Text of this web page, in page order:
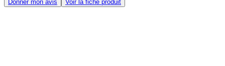
Donner mon avis Voir la fiche produit